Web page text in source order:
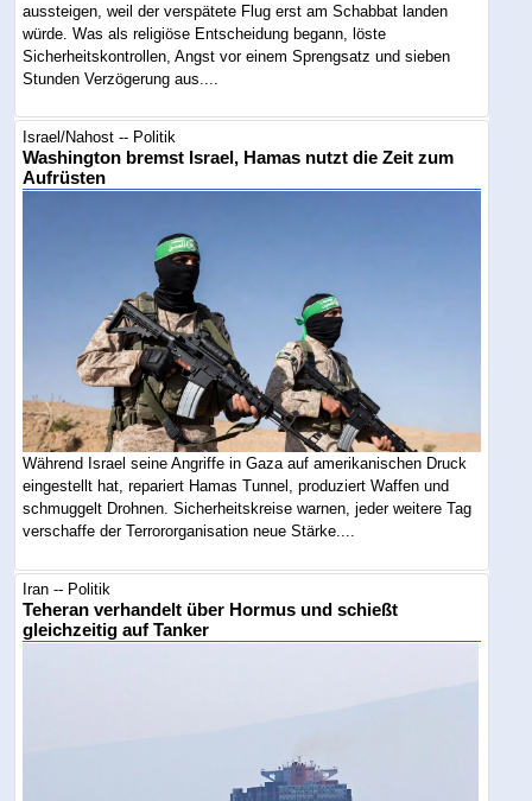
aussteigen, weil der verspätete Flug erst am Schabbat landen
würde. Was als religiöse Entscheidung begann, löste
Sicherheitskontrollen, Angst vor einem Sprengsatz und sieben
Stunden Verzögerung aus....
Israel/Nahost -- Politik
Washington bremst Israel, Hamas nutzt die Zeit zum
Aufrüsten
Während Israel seine Angriffe in Gaza auf amerikanischen Druck
eingestellt hat, repariert Hamas Tunnel, produziert Waffen und
schmuggelt Drohnen. Sicherheitskreise warnen, jeder weitere Tag
verschaffe der Terrororganisation neue Stärke....
Iran -- Politik
Teheran verhandelt über Hormus und schießt
gleichzeitig auf Tanker